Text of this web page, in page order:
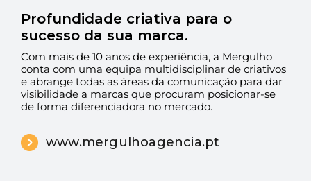
Profundidade criativa para o
sucesso da sua marca.
Com mais de 10 anos de experiência, a Mergulho
conta com uma equipa multidisciplinar de criativos
e abrange todas as áreas da comunicação para dar
visibilidade a marcas que procuram posicionar-se
de forma diferenciadora no mercado.
www.mergulhoagencia.pt